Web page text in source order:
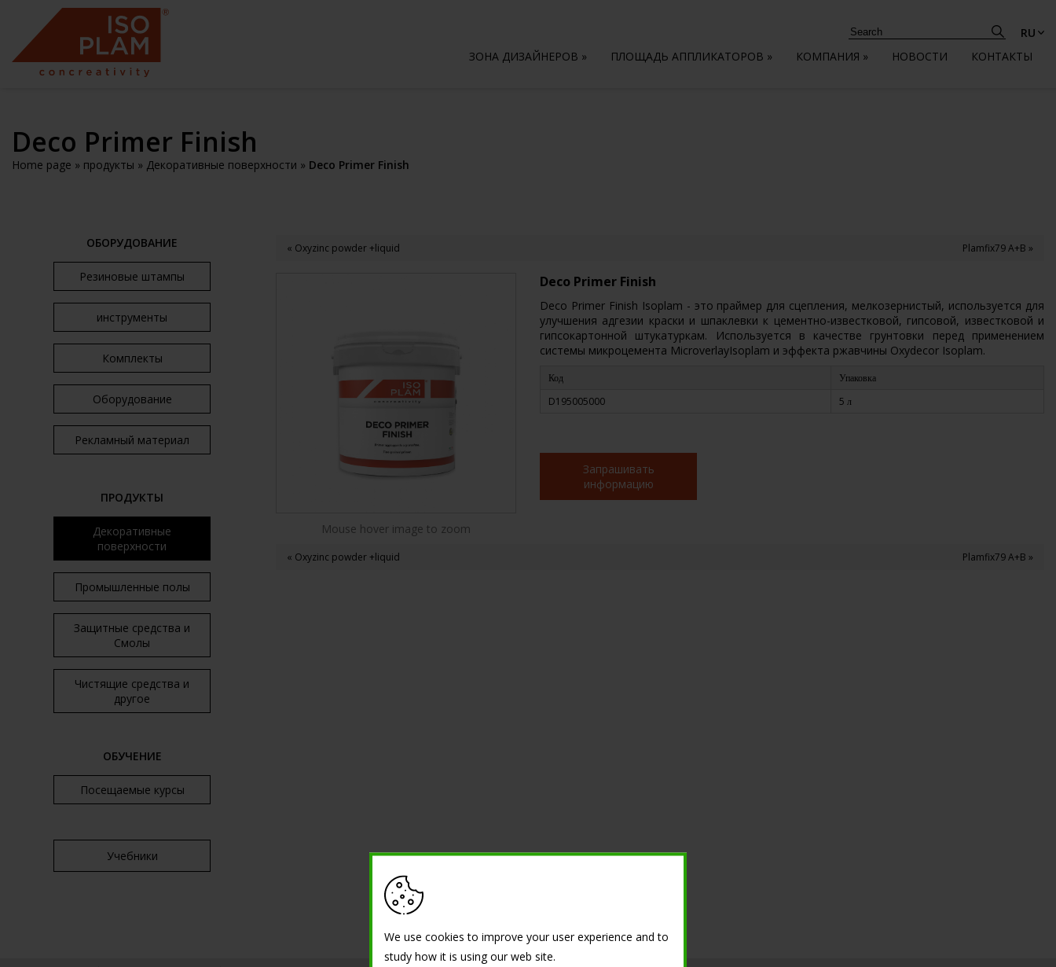
RU
ЗОНА ДИЗАЙНЕРОВ » ПЛОЩАДЬ АППЛИКАТОРОВ » КОМПАНИЯ » НОВОСТИ КОНТАКТЫ
Deco Primer Finish
Home page » продукты » Декоративные поверхности » Deco Primer Finish
ОБОРУДОВАНИЕ
Резиновые штампы
инструменты
Комплекты
Оборудование
Рекламный материал
ПРОДУКТЫ
Декоративные
поверхности
Промышленные полы
Защитные средства и
Смолы
Чистящие средства и
другое
ОБУЧЕНИЕ
Посещаемые курсы
Учебники
« Oxyzinc powder +liquid Plamfix79 A+B »
Mouse hover image to zoom
Deco Primer Finish
Deco Primer Finish Isoplam - это праймер для сцепления, мелкозернистый, используется для
улучшения адгезии краски и шпаклевки к цементно-известковой, гипсовой, известковой и
гипсокартонной штукатуркам. Используется в качестве грунтовки перед применением
системы микроцемента MicroverlayIsoplam и эффекта ржавчины Oxydecor Isoplam.
Код Упаковка
D195005000 5 л
Запрашивать
информацию
« Oxyzinc powder +liquid Plamfix79 A+B »
We use cookies to improve your user experience and to
study how it is using our web site.